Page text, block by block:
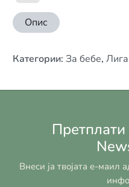
Опис
Категории: За бебе,
Внеси ја твојата е-маил